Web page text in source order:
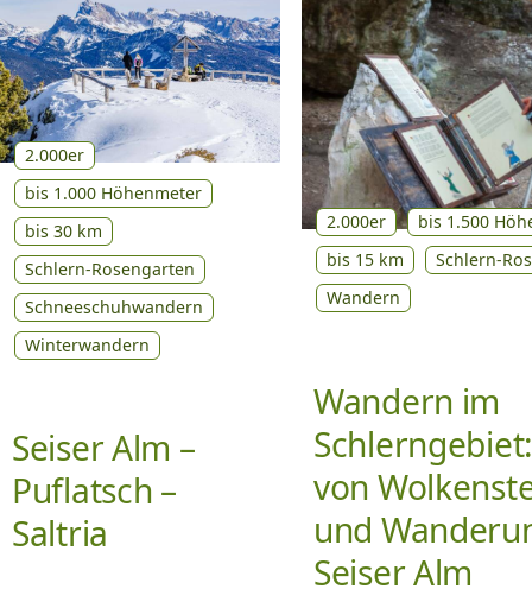
2.000er
bis 1.000 Höhenmeter
bis 30 km
Schlern-Rosengarten
Schneeschuhwandern
Winterwandern
Seiser Alm –
Puflatsch –
Saltria
2.000er
bis 1.500
bis 15 km
Schlern-
Wandern
Wandern im
von
und
Seiser Alm